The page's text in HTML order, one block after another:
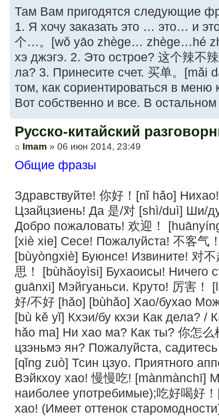
Там Вам пригодятся следующие
1. Я хочу заказать это … это… и
个…。[wǒ yāo zhège… zhège…hé
хэ джэгэ. 2. Это острое? 这个辣不
ла? 3. Принесите счет. 买单。
том, как сориентироваться в меню
Вот собственно и все. В
Русско-китайский
Imam » 06 июн 2014, 23:49
Общие фразы
Здравствуйте! 你好！[nǐ hǎo]
Цзайцзиень! Да 是/对 [shì/duì] Ши/
Добро пожаловать! 欢迎！
[xiè xie] Сесе! Пожалуйста! 不客气
[bùyòngxiè] Буюнсе! Извините! 对
思！ [bùhǎoyìsi] Бухаоисы! Ничего
guānxi] Мэйгуаньси. Круто! 厉害
好/不好 [hǎo] [bùhǎo] Хао/бухао
[bù kě yǐ] Кхэи/бу кхэи Как дела? /
hǎo ma] Ни хао ма? Как ты? 你怎
цзэньмэ ян? Пожалуйста,
[qǐng zuò] Тсин цзуо. Приятного
Вэйкхоу хао! 慢慢吃! [mànmànchī]
наиболее употребимые);吃好喝好
хао! (Имеет оттенок